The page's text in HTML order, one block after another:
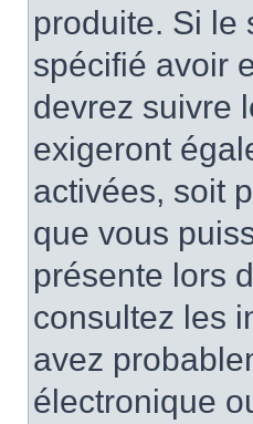
produite. Si le
spécifié avoir
devrez suivre
exigeront
activées, soit
que vous
présente lors
consultez les
avez
électronique